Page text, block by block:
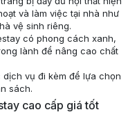
và làm việc tại nhà như
vệ sinh riêng.
có phong cách xanh,
lành để nâng cao chất
vụ đi kèm để lựa chọn
sách.
cao cấp giá tốt